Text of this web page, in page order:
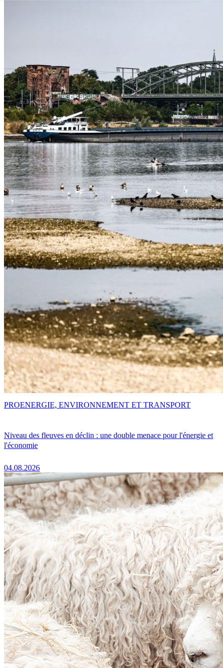
Niveau des fleuves en déclin : une double menace pour l'énergie et
l'économie
04.08.2026
PROENERGIE, ENVIRONNEMENT ET TRANSPORT